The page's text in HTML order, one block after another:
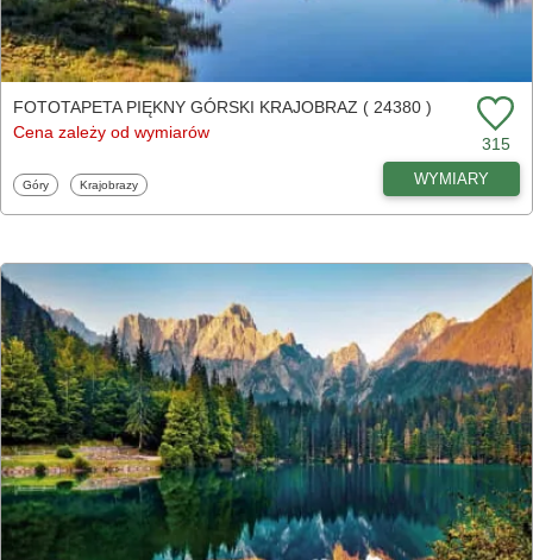
FOTOTAPETA PIĘKNY GÓRSKI KRAJOBRAZ ( 24380 )
Cena zależy od wymiarów
315
Fototapety
Góry Fototapety
Krajobrazy WYMIARY